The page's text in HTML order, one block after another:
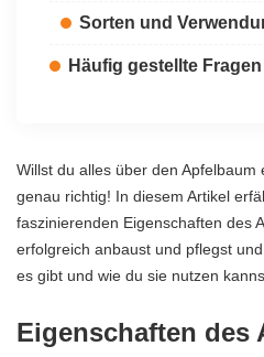
Sorten und
Häufig gestellte Fragen
Willst du alles über den
genau richtig! In diesem Artikel
faszinierenden Eigenschaften des
erfolgreich anbaust und pflegst
es gibt und wie du sie nutzen
Eigenschaften des